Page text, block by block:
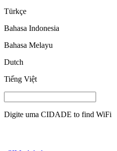
Türkçe
Bahasa Indonesia
Bahasa Melayu
Dutch
Tiếng Việt
Digite uma CIDADE to find WiFi